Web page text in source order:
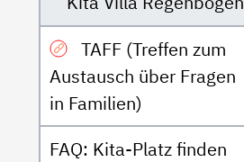
TAFF (Treffen zum
Austausch über Fragen
in Familien)
FAQ: Kita-Platz finden